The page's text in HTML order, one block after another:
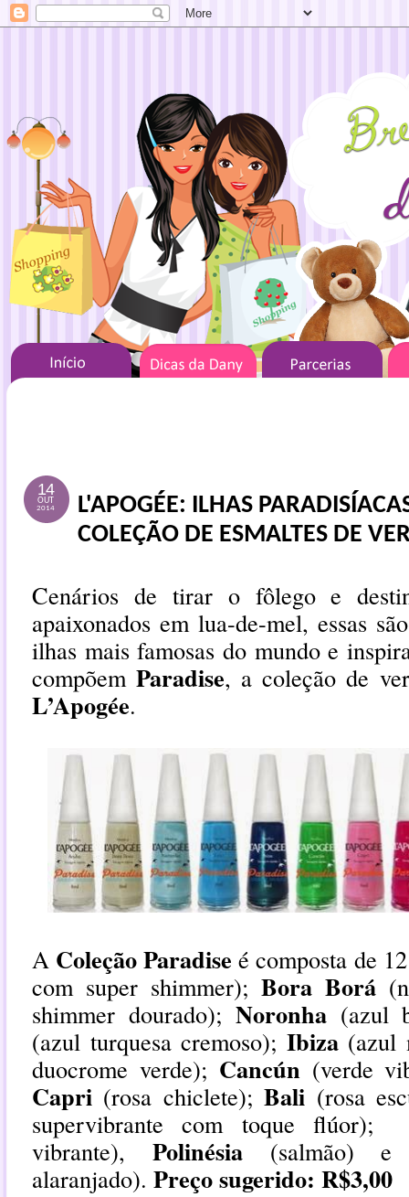
14
OUT
2014
L'APOGÉE‏: ILHAS PARADISÍACAS INSPIRAM
COLEÇÃO DE ESMALTES DE
Cenários de tirar o fôlego e
apaixonados em lua-de-mel, essas
ilhas mais famosas do mundo e
compõemParadise, a coleção de
L’Apogée.
A Coleção Paradiseé composta de
com super shimmer); Bora Borá
shimmer dourado); Noronha (azul
(azul turquesa cremoso); Ibiza (azul
duocrome verde); Cancún (verde
Capri (rosa chiclete);Bali (rosa
supervibrante com toque flúor);
vibrante), Polinésia (salmão)
alaranjado). Preço sugerido: R$3,00